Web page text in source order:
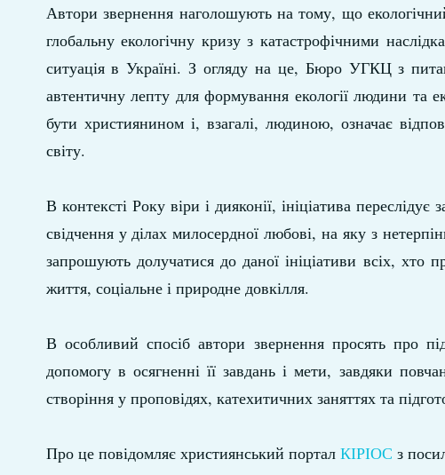
Автори звернення наголошують на тому, що
глобальну екологічну кризу з катастрофічними
ситуація в Україні. З огляду на це, Бюро УГКЦ з
автентичну лепту для формування екології людини та
бути християнином і, взагалі, людиною, означає
світу.
В контексті Року віри і дияконії, ініціатива
свідчення у ділах милосердної любові, на яку з
запрошують долучатися до даної ініціативи всіх, хто
життя, соціальне і природне довкілля.
В особливий спосіб автори звернення просять про
допомогу в осягненні її завдань і мети, завдяки
створіння у проповідях, катехитичних заняттях та
Про це повідомляє християнський портал КІРІОС з